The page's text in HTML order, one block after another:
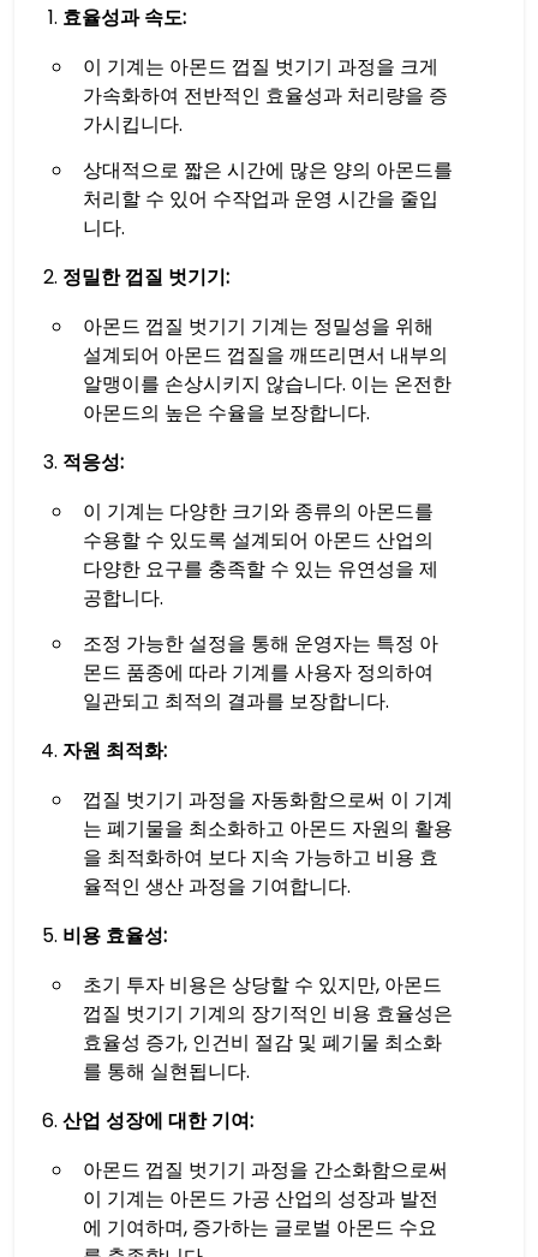
효율성과 속도:
이 기계는 아몬드 껍질 벗기기 과정을 크게
가속화하여 전반적인 효율성과 처리량을 증
가시킵니다.
상대적으로 짧은 시간에 많은 양의 아몬드를
처리할 수 있어 수작업과 운영 시간을 줄입
니다.
정밀한 껍질 벗기기:
아몬드 껍질 벗기기 기계는 정밀성을 위해
설계되어 아몬드 껍질을 깨뜨리면서 내부의
알맹이를 손상시키지 않습니다. 이는 온전한
아몬드의 높은 수율을 보장합니다.
적응성:
이 기계는 다양한 크기와 종류의 아몬드를
수용할 수 있도록 설계되어 아몬드 산업의
다양한 요구를 충족할 수 있는 유연성을 제
공합니다.
조정 가능한 설정을 통해 운영자는 특정 아
몬드 품종에 따라 기계를 사용자 정의하여
일관되고 최적의 결과를 보장합니다.
자원 최적화:
껍질 벗기기 과정을 자동화함으로써 이 기계
는 폐기물을 최소화하고 아몬드 자원의 활용
을 최적화하여 보다 지속 가능하고 비용 효
율적인 생산 과정을 기여합니다.
비용 효율성:
초기 투자 비용은 상당할 수 있지만, 아몬드
껍질 벗기기 기계의 장기적인 비용 효율성은
효율성 증가, 인건비 절감 및 폐기물 최소화
를 통해 실현됩니다.
산업 성장에 대한 기여:
아몬드 껍질 벗기기 과정을 간소화함으로써
이 기계는 아몬드 가공 산업의 성장과 발전
에 기여하며, 증가하는 글로벌 아몬드 수요